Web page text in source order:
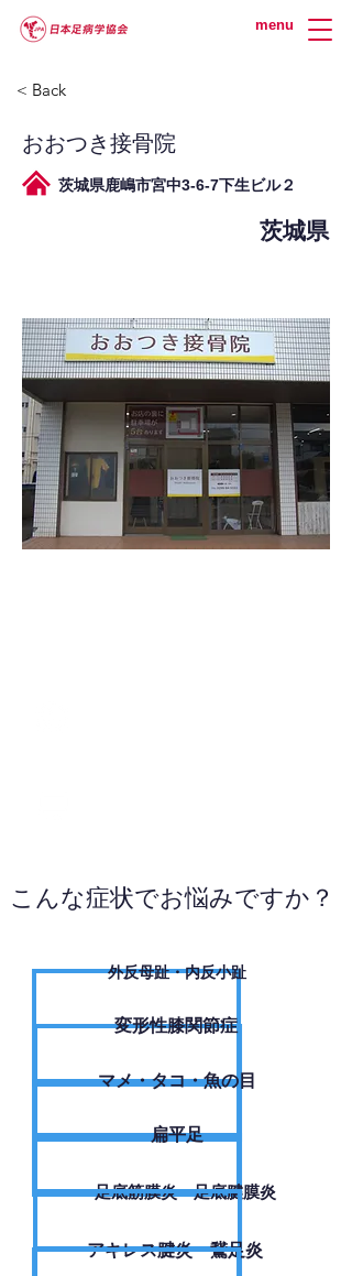
menu
< Back
おおつき接骨院
茨城県鹿嶋市宮中3-6-7下生ビル２
茨城県
こんな症状でお悩みですか？
外反母趾・内反小趾
変形性膝関節症
​マメ・タコ・魚の目
扁平足
足底筋膜炎・足底腱膜炎
アキレス腱炎・鵞足炎